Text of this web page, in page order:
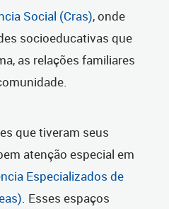
Social (Cras), onde
socioeducativas que
as relações familiares
que tiveram seus
atenção especial em
Especializados de
. Esses espaços